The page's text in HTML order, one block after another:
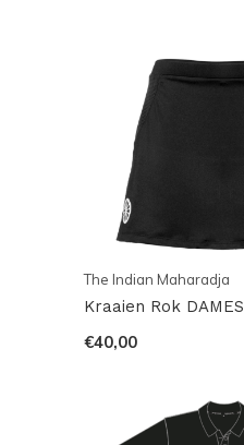
The Indian Maharadja
Kraaien Rok DAMES
€40,00